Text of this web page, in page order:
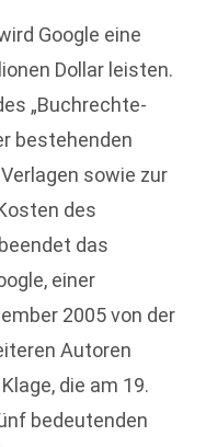
Google eine
Dollar leisten.
„Buchrechte-
bestehenden
sowie zur
des
das
einer
2005 von der
Autoren
die am 19.
bedeutenden